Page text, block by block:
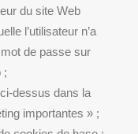
du site Web
l’utilisateur n’a
de passe sur
;
dessus dans la
importantes » ;